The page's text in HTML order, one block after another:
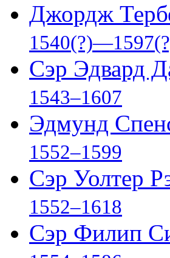
Джордж
Сэр Эдвард
1543–1607
Эдмунд
1552–1599
Сэр Уолтер
1552–1618
Сэр Филип